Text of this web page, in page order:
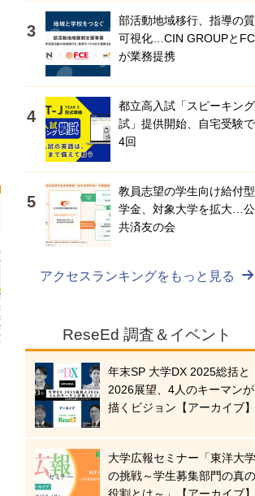
部活動地域移行、指導の
可視化…CIN GROUPと
が業務提携
都立高入試「スピーキン
試」提供開始、自宅受験
4回
教員志望の学生向け給付
学金、対象大学を拡大…
共済友の会
アクセスランキングをもっと見る
ReseEd 調査＆イベント
年末SP 大学DX 2025総括と
2026展望、4人のキーマンが
描くビジョン【アーカイブ】
大学広報セミナー「東洋大学
の挑戦～学生募集部門の真の